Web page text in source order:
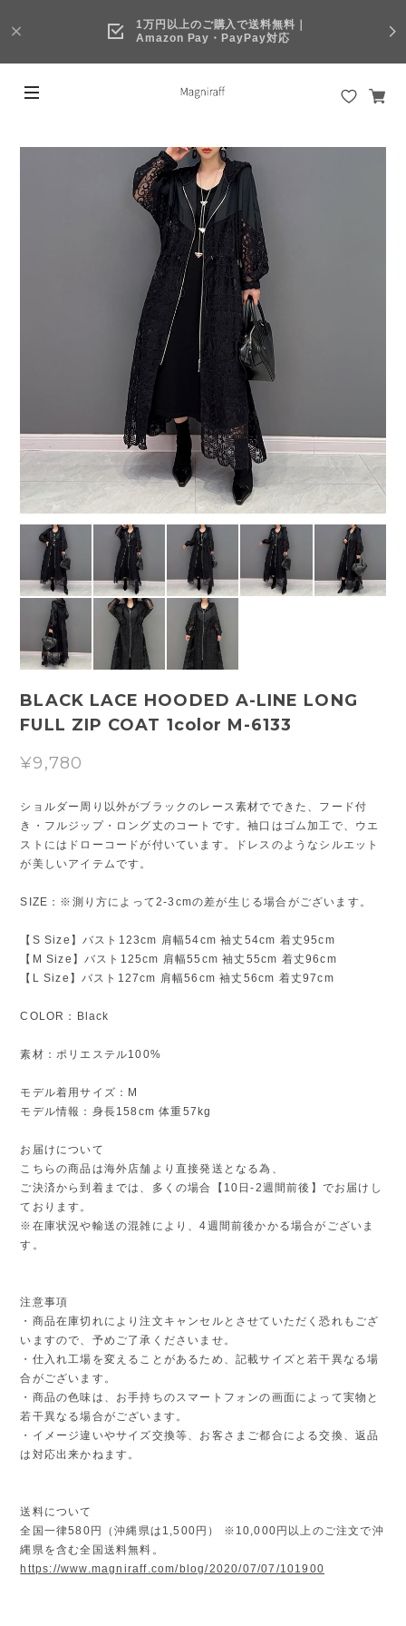
1万円以上のご購入で送料無料｜
Amazon Pay・PayPay対応
BLACK LACE HOODED A-LINE LONG
FULL ZIP COAT 1color M-6133
¥9,780
ショルダー周り以外がブラックのレース素材でできた、フード付
き・フルジップ・ロング丈のコートです。袖口はゴム加工で、ウエ
ストにはドローコードが付いています。ドレスのようなシルエット
が美しいアイテムです。
SIZE：※測り方によって2-3cmの差が生じる場合がございます。
【S Size】バスト123cm 肩幅54cm 袖丈54cm 着丈95cm
【M Size】バスト125cm 肩幅55cm 袖丈55cm 着丈96cm
【L Size】バスト127cm 肩幅56cm 袖丈56cm 着丈97cm
COLOR：Black
素材：ポリエステル100%
モデル着用サイズ：M
モデル情報：身長158cm 体重57kg
お届けについて
こちらの商品は海外店舗より直接発送となる為、
ご決済から到着までは、多くの場合【10日-2週間前後】でお届けし
ております。
※在庫状況や輸送の混雑により、4週間前後かかる場合がございま
す。
注意事項
・商品在庫切れにより注文キャンセルとさせていただく恐れもござ
いますので、予めご了承くださいませ。
・仕入れ工場を変えることがあるため、記載サイズと若干異なる場
合がございます。
・商品の色味は、お手持ちのスマートフォンの画面によって実物と
若干異なる場合がございます。
・イメージ違いやサイズ交換等、お客さまご都合による交換、返品
は対応出来かねます。
送料について
全国一律580円（沖縄県は1,500円） ※10,000円以上のご注文で沖
縄県を含む全国送料無料。
https://www.magniraff.com/blog/2020/07/07/101900